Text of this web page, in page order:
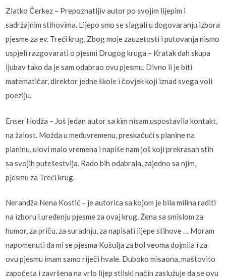
Zlatko Čerkez – Prepoznatljiv autor po svojim lijepim i
sadržajnim stihovima. Lijepo smo se slagali u dogovaranju izbora
pjesme za ev. Treći krug. Zbog moje zauzetosti i putovanja nismo
uspjeli razgovarati o pjesmi Drugog kruga – Kratak dah skupa
ljubav tako da je sam odabrao ovu pjesmu. Divno li je biti
matematičar, direktor jedne škole i čovjek koji iznad svega voli
poeziju.
Enser Hodža – Još jedan autor sa kim nisam uspostavila kontakt,
na žalost. Možda u međuvremenu, preskačući s planine na
planinu, ulovi malo vremena i napiše nam još koji prekrasan stih
sa svojih putešestvija. Rado bih odabrala, zajedno sa njim,
pjesmu za Treći krug.
Nerandža Nena Kostić – je autorica sa kojom je bila milina raditi
na izboru i uređenju pjesme za ovaj krug. Žena sa smislom za
humor, za priču, za suradnju, za napisati lijepe stihove … Moram
napomenuti da mi se pjesma Košulja za bol veoma dojmila i za
ovu pjesmu imam samo riječi hvale. Duboko misaona, maštovito
započeta i završena na vrlo lijep stilski način zaslužuje da se ovu